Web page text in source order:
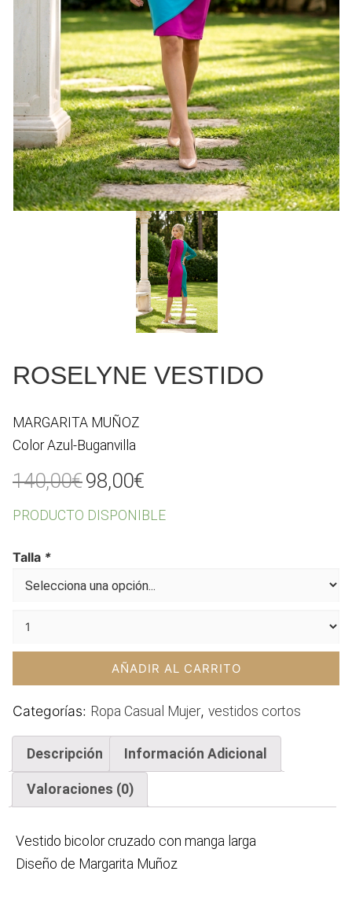
ROSELYNE VESTIDO
MARGARITA MUÑOZ
Color Azul-Buganvilla
140,00€El
original
98,00€
actual
PRODUCTO DISPONIBLE
Talla *
AÑADIR AL CARRITO
Categorías: Ropa Casual Mujer, vestidos cortos
Descripción Información Adicional
Valoraciones (0)
Vestido bicolor cruzado con manga larga
Diseño de Margarita Muñoz